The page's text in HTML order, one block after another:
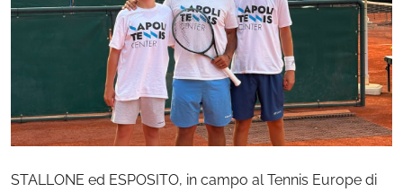
STALLONE ed ESPOSITO, in campo al Tennis Europe di